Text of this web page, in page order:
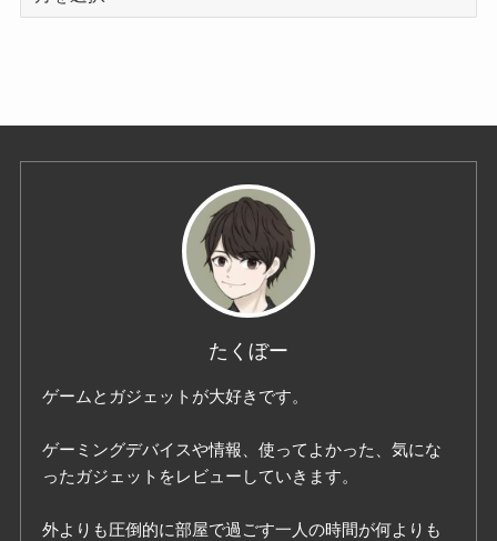
たくぼー
ゲームとガジェットが大好きです。
ゲーミングデバイスや情報、使ってよかった、気にな
ったガジェットをレビューしていきます。
外よりも圧倒的に部屋で過ごす一人の時間が何よりも